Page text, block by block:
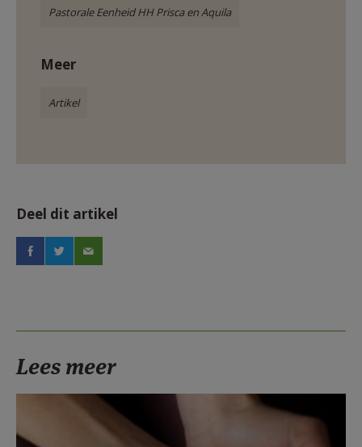
Pastorale Eenheid HH Prisca en Aquila
Meer
Artikel
Deel dit artikel
Lees meer